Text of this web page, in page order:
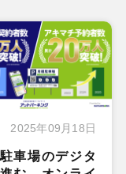
2025年09月18日
車場のデジタ